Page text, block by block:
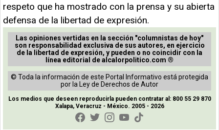
respeto que ha mostrado con la prensa y su abierta
defensa de la libertad de expresión.
Las opiniones vertidas en la sección "columnistas de hoy"
son responsabilidad exclusiva de sus autores, en ejercicio
de la libertad de expresión, y pueden o no coincidir con la
línea editorial de alcalorpolitico.com ®
© Toda la información de este Portal Informativo está protegida
por la Ley de Derechos de Autor
Los medios que deseen reproducirla pueden contratar al: 800 55 29 870
Xalapa, Veracruz - México. 2005 - 2026